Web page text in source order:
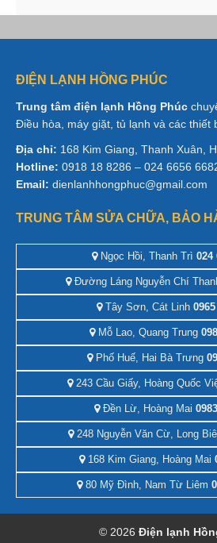
ĐIỆN LẠNH HỒNG PHÚC
Trung tâm điện lạnh Hồng Phúc
Điều hòa, máy giặt, tủ lạnh và các thiết
Địa chỉ: 168 Kim Giang, Thanh Xuân,
Hotline: 0918 18 8286 – 024 6656
Email: dienlanhhongphuc@gmail.com
TRUNG TÂM SỬA CHỮA, BẢO
Ngọc Hồi, Thanh Trì 024
Đường Láng Nguyễn Chí
Tây Sơn, Cát Linh
Mỗ Lao, Quang Trung
Phố Huế, Hai Bà Trưng
243 Cầu Giấy, Hoàng Quốc
Đền Lừ, Hoàng Mai
248 Nguyễn Văn Cừ, Long
168 Kim Giang, Hoàng Mai
80 Mỹ Đình, Nam Từ Liêm
© 2026 Điện lạnh